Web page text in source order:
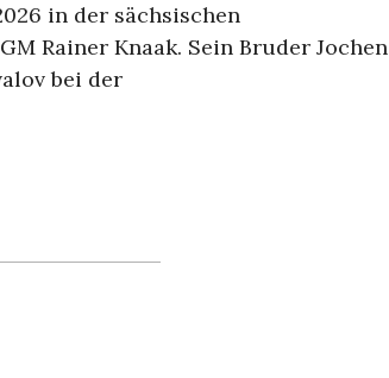
in der sächsischen
Rainer Knaak. Sein Bruder Jochen
bei der